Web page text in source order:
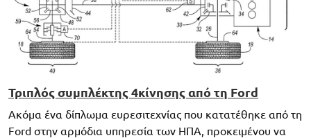
Τριπλός συμπλέκτης 4κίνησης από τη Ford
Ακόμα ένα δίπλωμα ευρεσιτεχνίας που κατατέθηκε από τη
Ford στην αρμόδια υπηρεσία των ΗΠΑ, προκειμένου να